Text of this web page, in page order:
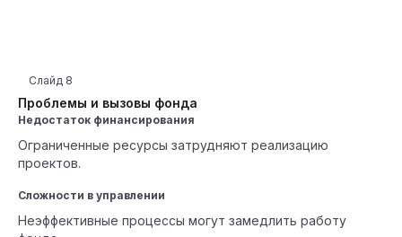
Проблемы и вызовы фонда
Слайд 8
Недостаток финансирования
Ограниченные ресурсы затрудняют реализацию
проектов.
Сложности в управлении
Неэффективные процессы могут замедлить работу